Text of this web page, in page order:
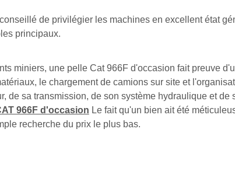
de privilégier les machines en excellent état
principaux.
miniers, une pelle Cat 966F d'occasion fait preuve
le chargement de camions sur site et
de sa transmission, de son système hydraulique et
966F d'occasion Le fait qu'un bien ait été
recherche du prix le plus bas.